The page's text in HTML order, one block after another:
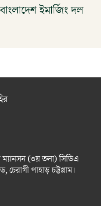
ইমার্জিং দল
ম্যানসন (৩য় তলা) সিডিএ
পাহাড় চট্টগ্রাম।